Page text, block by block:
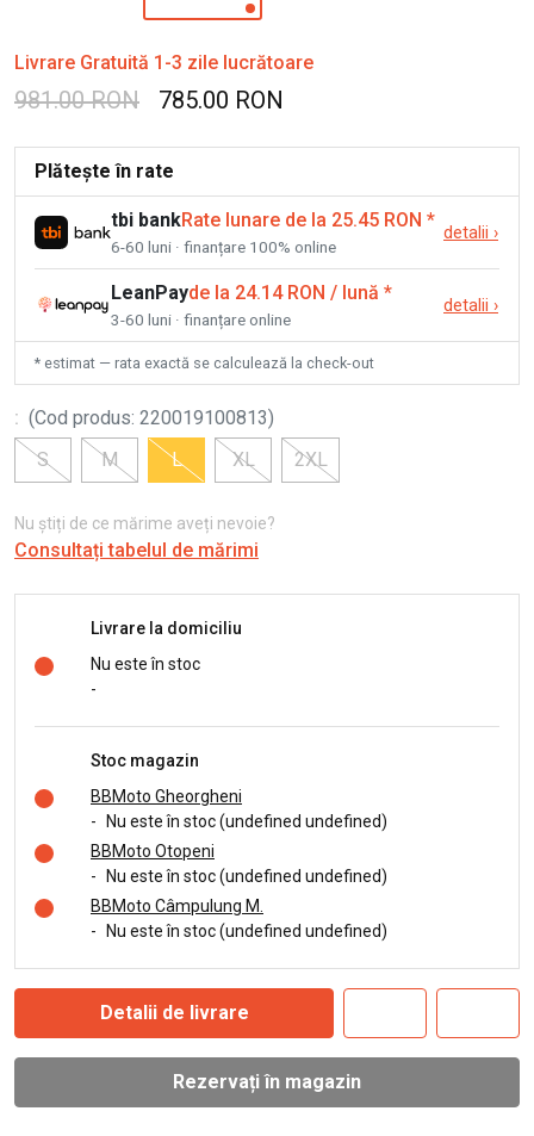
Livrare Gratuită 1-3 zile lucrătoare
981.00 RON 785.00 RON
Plătește în rate
tbi bankRate lunare de la 25.45 RON *
6-60 luni · finanțare 100% online
detalii ›
LeanPayde la 24.14 RON / lună *
3-60 luni · finanțare online
detalii ›
* estimat — rata exactă se calculează la check-out
: (Cod produs: 220019100813)
S
M L XL 2XL
Nu știți de ce mărime aveți nevoie?
Consultați tabelul de mărimi
Livrare la domiciliu
Nu este în stoc
-
Stoc magazin
BBMoto Gheorgheni
-
Nu este în stoc (undefined undefined)
BBMoto Otopeni
-
Nu este în stoc (undefined undefined)
BBMoto Câmpulung M.
-
Nu este în stoc (undefined undefined)
Detalii de livrare
Rezervați în magazin